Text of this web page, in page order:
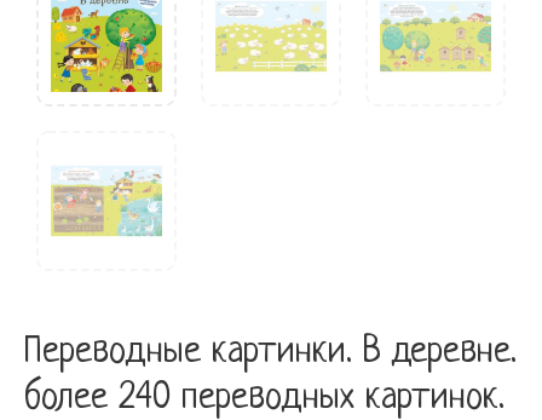
Переводные картинки. В деревне.
более 240 переводных картинок.